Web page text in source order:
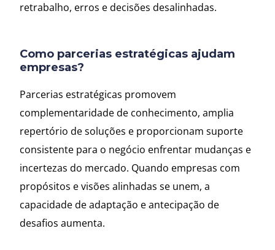
retrabalho, erros e decisões desalinhadas.
Como parcerias estratégicas ajudam
empresas?
Parcerias estratégicas promovem
complementaridade de conhecimento, amplia
repertório de soluções e proporcionam suporte
consistente para o negócio enfrentar mudanças e
incertezas do mercado. Quando empresas com
propósitos e visões alinhadas se unem, a
capacidade de adaptação e antecipação de
desafios aumenta.